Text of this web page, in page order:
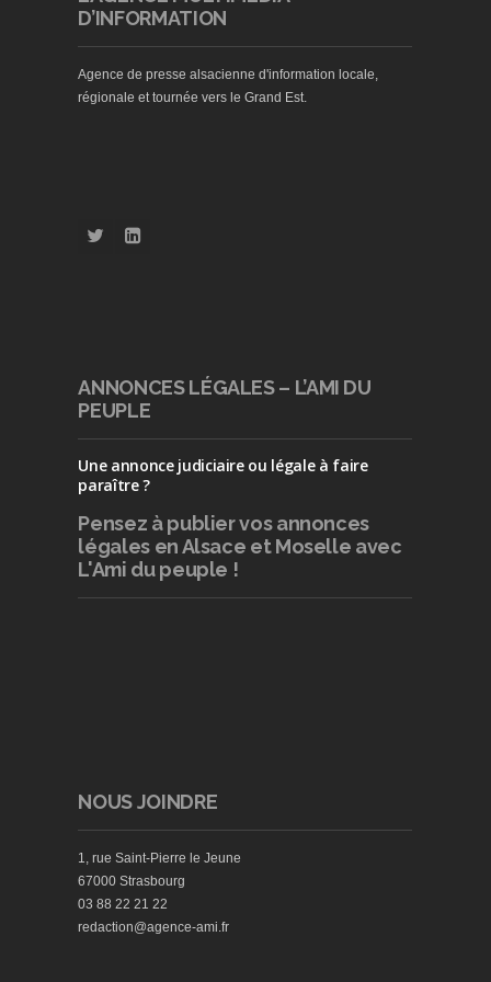
D’INFORMATION
Agence de presse alsacienne d'information locale,
régionale et tournée vers le Grand Est.
ANNONCES LÉGALES – L’AMI DU
PEUPLE
Une annonce judiciaire ou légale à faire
paraître ?
Pensez à publiervos annonces
légales en Alsace et Moselle avec
L'Ami du peuple !
NOUS JOINDRE
1, rue Saint-Pierre le Jeune
67000 Strasbourg
03 88 22 21 22
redaction@agence-ami.fr